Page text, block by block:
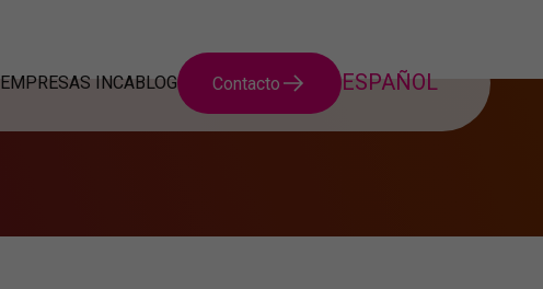
EMPRESAS INCABLOG Contacto